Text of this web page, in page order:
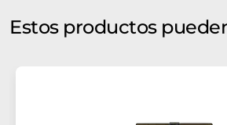
Estos productos